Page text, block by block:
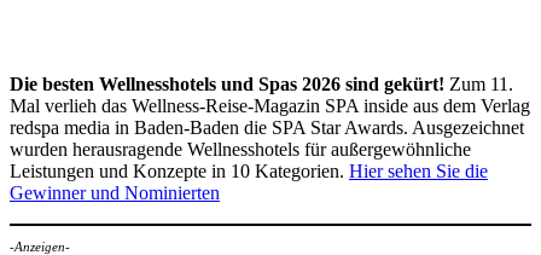
Die besten Wellnesshotels und Spas 2026 sind gekürt! Zum 11.
Mal verlieh das Wellness-Reise-Magazin SPA inside aus dem Verlag
redspa media in Baden-Baden die SPA Star Awards. Ausgezeichnet
wurden herausragende Wellnesshotels für außergewöhnliche
Leistungen und Konzepte in 10 Kategorien. Hier sehen Sie die
Gewinner und Nominierten
-Anzeigen-